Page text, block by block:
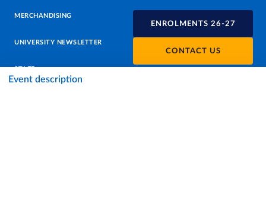
ENROLMENTS 26-27
CONTACT US
Event description
MERCHANDISING
UNIVERSITY NEWSLETTER
STAFF